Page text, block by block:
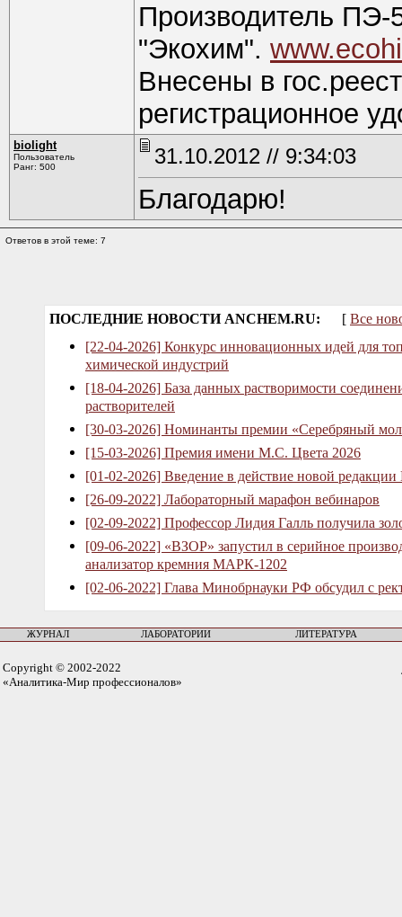
Производитель
"Экохим".
Внесены в
регистрационное
biolight
Пользователь
Ранг: 500
31.10.2012 // 9:34:03
Благодарю!
Ответов в этой теме: 7
ПОСЛЕДНИЕ НОВОСТИ ANCHEM.RU: [ Все
[22-04-2026] Конкурс инновационных идей для
химической индустрий
[18-04-2026] База данных растворимости
растворителей
[30-03-2026] Номинанты премии «Серебряный
[15-03-2026] Премия имени М.С. Цвета 2026
[01-02-2026] Введение в действие новой
[26-09-2022] Лабораторный марафон вебинаров
[02-09-2022] Профессор Лидия Галль получила
[09-06-2022] «ВЗОР» запустил в серийное
анализатор кремния МАРК-1202
[02-06-2022] Глава Минобрнауки РФ обсудил с
ЖУРНАЛ ЛАБОРАТОРИИ ЛИТЕРАТУРА
Copyright © 2002-2022
«Аналитика-Мир профессионалов»